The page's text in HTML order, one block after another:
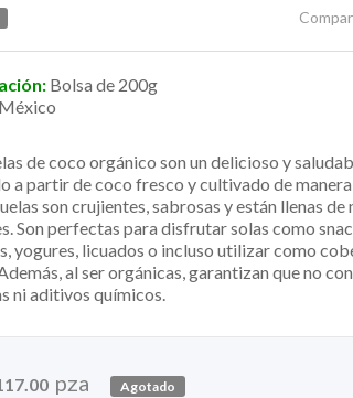
Bolsa de 200g
México
de coco orgánico son un delicioso y
a partir de coco fresco y cultivado de
son crujientes, sabrosas y están llenas de
Son perfectas para disfrutar solas como
yogures, licuados o incluso utilizar como
al ser orgánicas, garantizan que no
ni aditivos químicos.
pza Agotado